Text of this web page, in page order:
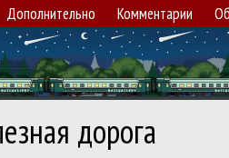
Дополнительно Комментарии
дорога